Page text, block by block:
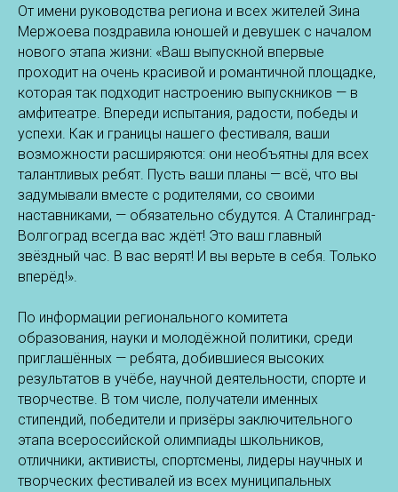
От имени руководства региона и всех жителей Зина
Мержоева поздравила юношей и девушек с началом
нового этапа жизни: «Ваш выпускной впервые
проходит на очень красивой и романтичной площадке,
которая так подходит настроению выпускников — в
амфитеатре. Впереди испытания, радости, победы и
успехи. Как и границы нашего фестиваля, ваши
возможности расширяются: они необъятны для всех
талантливых ребят. Пусть ваши планы — всё, что вы
задумывали вместе с родителями, со своими
наставниками, — обязательно сбудутся. А Сталинград-
Волгоград всегда вас ждёт! Это ваш главный
звёздный час. В вас верят! И вы верьте в себя. Только
вперёд!».
По информации регионального комитета
образования, науки и молодёжной политики, среди
приглашённых — ребята, добившиеся высоких
результатов в учёбе, научной деятельности, спорте и
творчестве. В том числе, получатели именных
стипендий, победители и призёры заключительного
этапа всероссийской олимпиады школьников,
отличники, активисты, спортсмены, лидеры научных и
творческих фестивалей из всех муниципальных